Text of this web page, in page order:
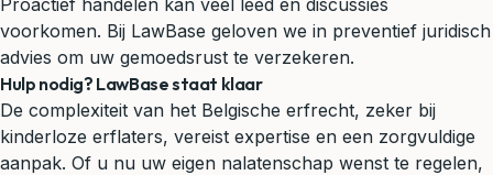
voorkomen. Bij LawBase geloven we in preventief juridisch
advies om uw gemoedsrust te verzekeren.
Hulp nodig? LawBase staat klaar
De complexiteit van het Belgische erfrecht, zeker bij
kinderloze erflaters, vereist expertise en een zorgvuldige
aanpak. Of u nu uw eigen nalatenschap wenst te regelen,